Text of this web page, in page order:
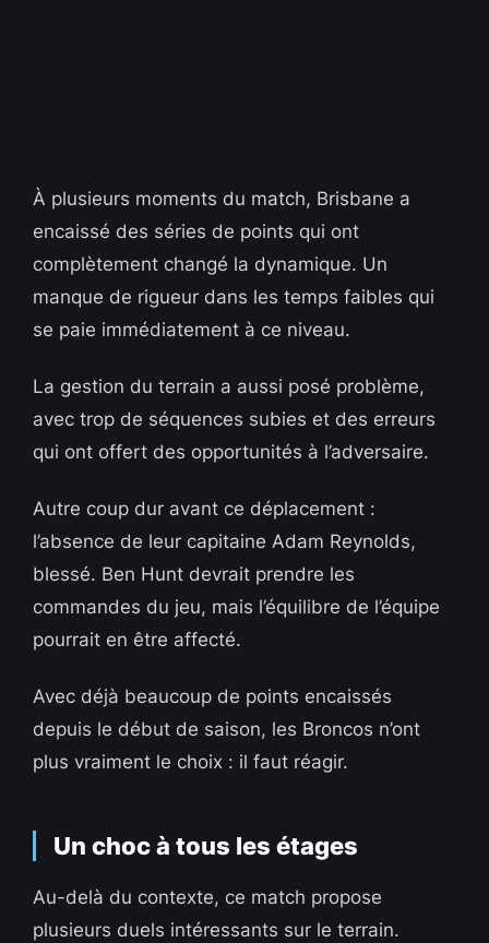
À plusieurs moments du match, Brisbane a
encaissé des séries de points qui ont
complètement changé la dynamique. Un
manque de rigueur dans les temps faibles qui
se paie immédiatement à ce niveau.
La gestion du terrain a aussi posé problème,
avec trop de séquences subies et des erreurs
qui ont offert des opportunités à l’adversaire.
Autre coup dur avant ce déplacement :
l’absence de leur capitaine Adam Reynolds,
blessé. Ben Hunt devrait prendre les
commandes du jeu, mais l’équilibre de l’équipe
pourrait en être affecté.
Avec déjà beaucoup de points encaissés
depuis le début de saison, les Broncos n’ont
plus vraiment le choix : il faut réagir.
Un choc à tous les étages
Au-delà du contexte, ce match propose
plusieurs duels intéressants sur le terrain.